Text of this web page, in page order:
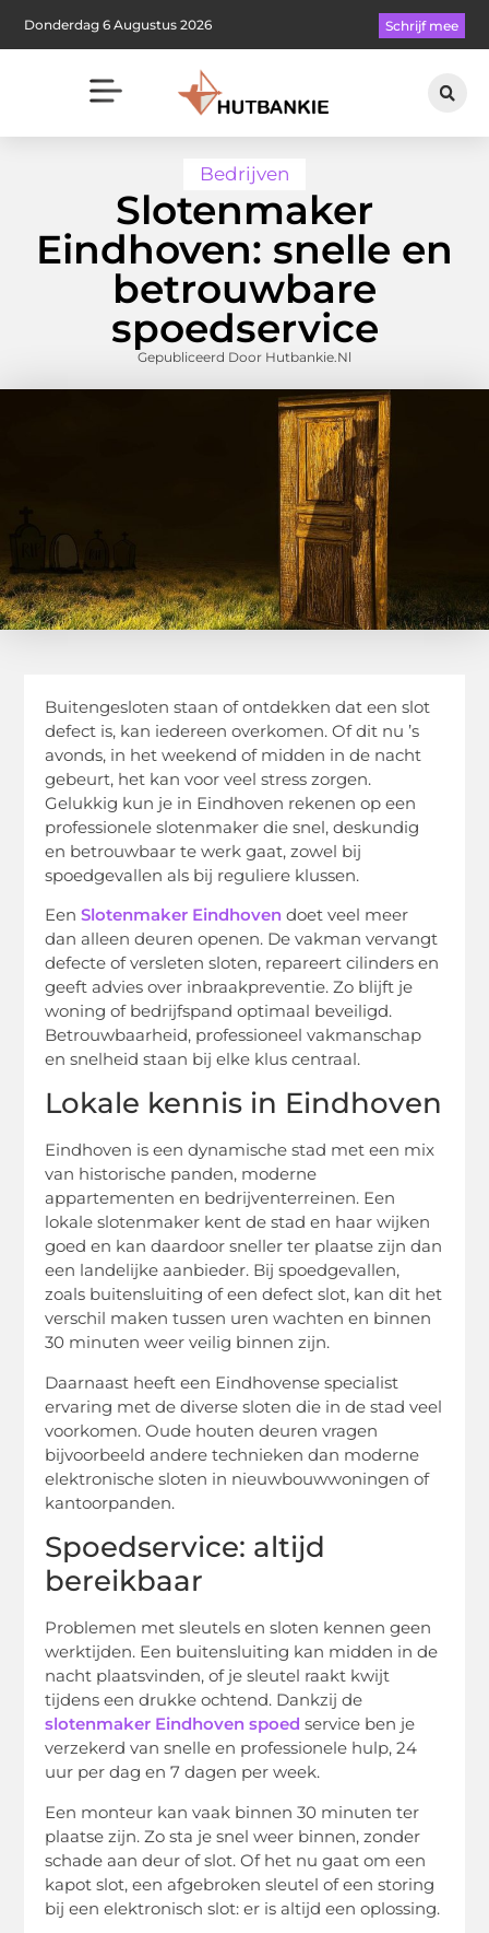
Donderdag 6 Augustus 2026 Schrijf mee
Bedrijven
Slotenmaker
Eindhoven: snelle en
betrouwbare
spoedservice
Gepubliceerd Door Hutbankie.nl
Buitengesloten staan of ontdekken dat een slot
defect is, kan iedereen overkomen. Of dit nu ’s
avonds, in het weekend of midden in de nacht
gebeurt, het kan voor veel stress zorgen.
Gelukkig kun je in Eindhoven rekenen op een
professionele slotenmaker die snel, deskundig
en betrouwbaar te werk gaat, zowel bij
spoedgevallen als bij reguliere klussen.
EenSlotenmaker Eindhoven doet veel meer
dan alleen deuren openen. De vakman vervangt
defecte of versleten sloten, repareert cilinders en
geeft advies over inbraakpreventie. Zo blijft je
woning of bedrijfspand optimaal beveiligd.
Betrouwbaarheid, professioneel vakmanschap
en snelheid staan bij elke klus centraal.
Lokale kennis in Eindhoven
Eindhoven is een dynamische stad met een mix
van historische panden, moderne
appartementen en bedrijventerreinen. Een
lokale slotenmaker kent de stad en haar wijken
goed en kan daardoor sneller ter plaatse zijn dan
een landelijke aanbieder. Bij spoedgevallen,
zoals buitensluiting of een defect slot, kan dit het
verschil maken tussen uren wachten en binnen
30 minuten weer veilig binnen zijn.
Daarnaast heeft een Eindhovense specialist
ervaring met de diverse sloten die in de stad veel
voorkomen. Oude houten deuren vragen
bijvoorbeeld andere technieken dan moderne
elektronische sloten in nieuwbouwwoningen of
kantoorpanden.
Spoedservice: altijd
bereikbaar
Problemen met sleutels en sloten kennen geen
werktijden. Een buitensluiting kan midden in de
nacht plaatsvinden, of je sleutel raakt kwijt
tijdens een drukke ochtend. Dankzij de
slotenmaker Eindhoven spoed service ben je
verzekerd van snelle en professionele hulp, 24
uur per dag en 7 dagen per week.
Een monteur kan vaak binnen 30 minuten ter
plaatse zijn. Zo sta je snel weer binnen, zonder
schade aan deur of slot. Of het nu gaat om een
kapot slot, een afgebroken sleutel of een storing
bij een elektronisch slot: er is altijd een oplossing.